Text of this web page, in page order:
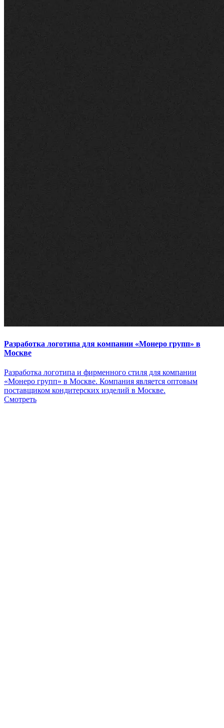
Разработка логотипа для компании «Монеро групп» в
Москве
Разработка логотипа и фирменного стиля для компании
«Монеро групп» в Москве. Компания является оптовым
поставщиком кондитерских изделий в Москве.
Смотреть